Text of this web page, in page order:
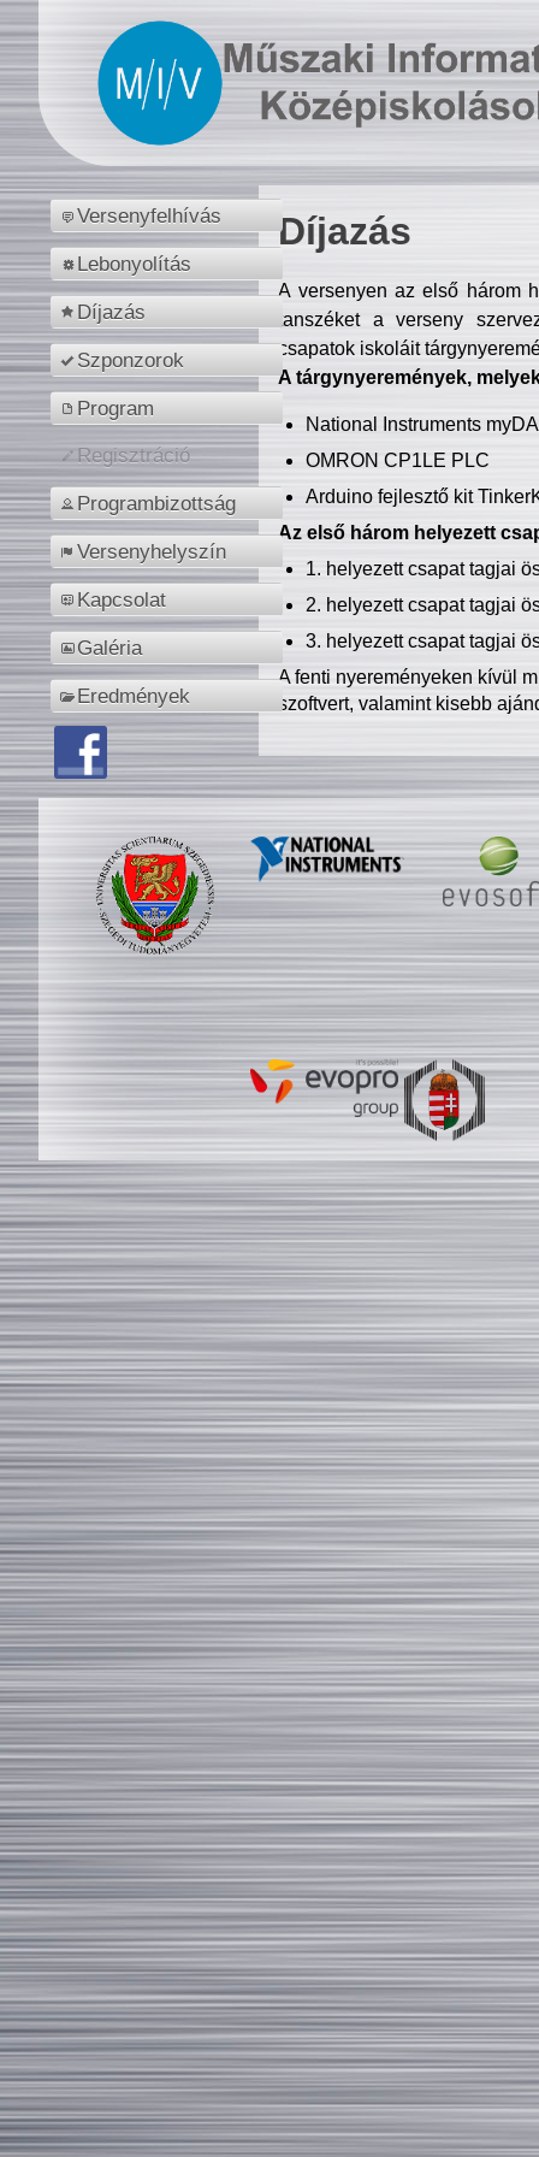
Versenyfelhívás
Lebonyolítás
Díjazás
Szponzorok
Program
Regisztráció
Programbizottság
Versenyhelyszín
Kapcsolat
Galéria
Eredmények
Díjazás
A versenyen az első három
tanszéket a verseny
csapatok iskoláit
A tárgynyeremények,
National Instruments
OMRON CP1LE PLC
Arduino fejlesztő kit
Az első három helyezett
1. helyezett csapat tagjai
2. helyezett csapat tagjai
3. helyezett csapat tagjai
A fenti nyereményeken kívül
szoftvert, valamint kisebb